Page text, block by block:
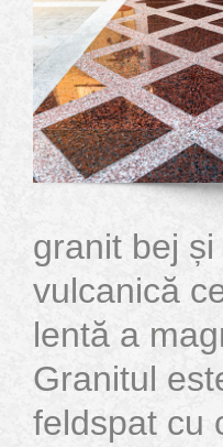
granit bej
vulcanică
lentă a
Granitul
feldspat cu